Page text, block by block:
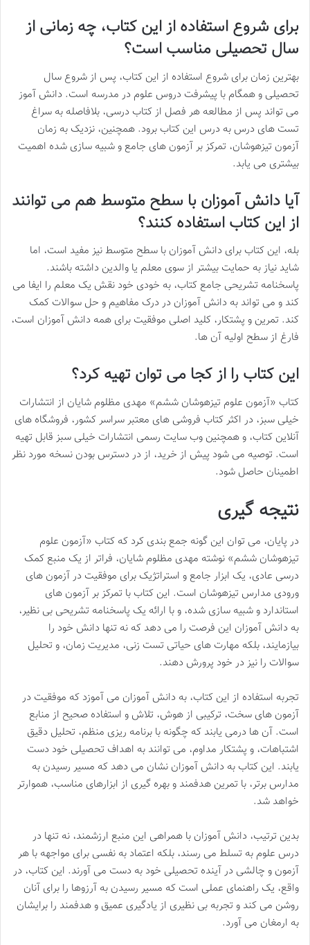
برای شروع استفاده از این کتاب، چه زمانی از
سال تحصیلی مناسب است؟
بهترین زمان برای شروع استفاده از این کتاب، پس از شروع سال
تحصیلی و همگام با پیشرفت دروس علوم در مدرسه است. دانش آموز
می تواند پس از مطالعه هر فصل از کتاب درسی، بلافاصله به سراغ
تست های درس به درس این کتاب برود. همچنین، نزدیک به زمان
آزمون تیزهوشان، تمرکز بر آزمون های جامع و شبیه سازی شده اهمیت
بیشتری می یابد.
آیا دانش آموزان با سطح متوسط هم می توانند
از این کتاب استفاده کنند؟
بله، این کتاب برای دانش آموزان با سطح متوسط نیز مفید است، اما
شاید نیاز به حمایت بیشتر از سوی معلم یا والدین داشته باشند.
پاسخنامه تشریحی جامع کتاب، به خودی خود نقش یک معلم را ایفا می
کند و می تواند به دانش آموزان در درک مفاهیم و حل سوالات کمک
کند. تمرین و پشتکار، کلید اصلی موفقیت برای همه دانش آموزان است،
فارغ از سطح اولیه آن ها.
این کتاب را از کجا می توان تهیه کرد؟
کتاب «آزمون علوم تیزهوشان ششم» مهدی مظلوم شایان از انتشارات
خیلی سبز، در اکثر کتاب فروشی های معتبر سراسر کشور، فروشگاه های
آنلاین کتاب، و همچنین وب سایت رسمی انتشارات خیلی سبز قابل تهیه
است. توصیه می شود پیش از خرید، از در دسترس بودن نسخه مورد نظر
اطمینان حاصل شود.
نتیجه گیری
در پایان، می توان این گونه جمع بندی کرد که کتاب «آزمون علوم
تیزهوشان ششم» نوشته مهدی مظلوم شایان، فراتر از یک منبع کمک
درسی عادی، یک ابزار جامع و استراتژیک برای موفقیت در آزمون های
ورودی مدارس تیزهوشان است. این کتاب با تمرکز بر آزمون های
استاندارد و شبیه سازی شده، و با ارائه یک پاسخنامه تشریحی بی نظیر،
به دانش آموزان این فرصت را می دهد که نه تنها دانش خود را
بیازمایند، بلکه مهارت های حیاتی تست زنی، مدیریت زمان، و تحلیل
سوالات را نیز در خود پرورش دهند.
تجربه استفاده از این کتاب، به دانش آموزان می آموزد که موفقیت در
آزمون های سخت، ترکیبی از هوش، تلاش و استفاده صحیح از منابع
است. آن ها درمی یابند که چگونه با برنامه ریزی منظم، تحلیل دقیق
اشتباهات، و پشتکار مداوم، می توانند به اهداف تحصیلی خود دست
یابند. این کتاب به دانش آموزان نشان می دهد که مسیر رسیدن به
مدارس برتر، با تمرین هدفمند و بهره گیری از ابزارهای مناسب، هموارتر
خواهد شد.
بدین ترتیب، دانش آموزان با همراهی این منبع ارزشمند، نه تنها در
درس علوم به تسلط می رسند، بلکه اعتماد به نفسی برای مواجهه با هر
آزمون و چالشی در آینده تحصیلی خود به دست می آورند. این کتاب، در
واقع، یک راهنمای عملی است که مسیر رسیدن به آرزوها را برای آنان
روشن می کند و تجربه بی نظیری از یادگیری عمیق و هدفمند را برایشان
به ارمغان می آورد.